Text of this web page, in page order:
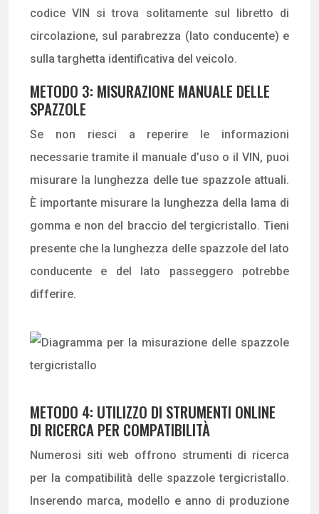
codice VIN si trova solitamente sul libretto di
circolazione, sul parabrezza (lato conducente) e
sulla targhetta identificativa del veicolo.
METODO 3: MISURAZIONE MANUALE DELLE
SPAZZOLE
Se non riesci a reperire le informazioni
necessarie tramite il manuale d’uso o il VIN, puoi
misurare la lunghezza delle tue spazzole attuali.
È importante misurare la lunghezza della lama di
gomma e non del braccio del tergicristallo. Tieni
presente che la lunghezza delle spazzole del lato
conducente e del lato passeggero potrebbe
differire.
METODO 4: UTILIZZO DI STRUMENTI ONLINE
DI RICERCA PER COMPATIBILITÀ
Numerosi siti web offrono strumenti di ricerca
per la compatibilità delle spazzole tergicristallo.
Inserendo marca, modello e anno di produzione